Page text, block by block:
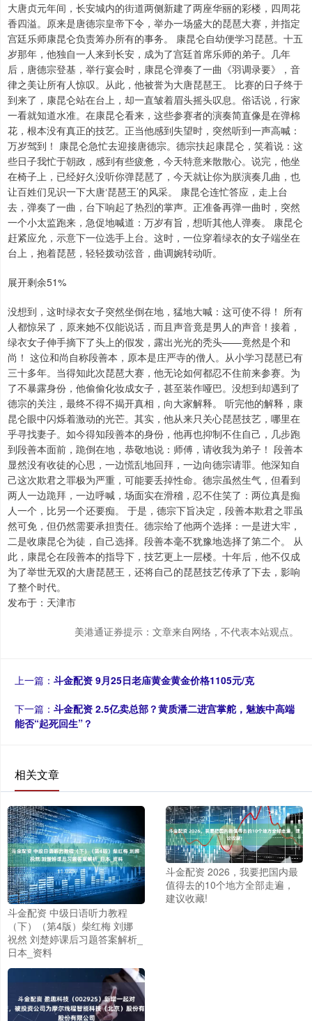
大唐贞元年间，长安城内的街道两侧新建了两座华丽的彩楼，四周花
香四溢。原来是唐德宗皇帝下令，举办一场盛大的琵琶大赛，并指定
宫廷乐师康昆仑负责筹办所有的事务。 康昆仑自幼便学习琵琶。十五
岁那年，他独自一人来到长安，成为了宫廷首席乐师的弟子。几年
后，唐德宗登基，举行宴会时，康昆仑弹奏了一曲《羽调录要》，音
律之美让所有人惊叹。从此，他被誉为大唐琵琶王。 比赛的日子终于
到来了，康昆仑站在台上，却一直皱着眉头摇头叹息。俗话说，行家
一看就知道水准。在康昆仑看来，这些参赛者的演奏简直像是在弹棉
花，根本没有真正的技艺。正当他感到失望时，突然听到一声高喊：
万岁驾到！ 康昆仑急忙去迎接唐德宗。德宗扶起康昆仑，笑着说：这
些日子我忙于朝政，感到有些疲惫，今天特意来散散心。说完，他坐
在椅子上，已经好久没听你弹琵琶了，今天就让你为朕演奏几曲，也
让百姓们见识一下大唐‘琵琶王’的风采。 康昆仑连忙答应，走上台
去，弹奏了一曲，台下响起了热烈的掌声。正准备再弹一曲时，突然
一个小太监跑来，急促地喊道：万岁有旨，想听其他人弹奏。 康昆仑
赶紧应允，示意下一位选手上台。这时，一位穿着绿衣的女子端坐在
台上，抱着琵琶，轻轻拨动弦音，曲调婉转动听。
展开剩余51%
没想到，这时绿衣女子突然坐倒在地，猛地大喊：这可使不得！ 所有
人都惊呆了，原来她不仅能说话，而且声音竟是男人的声音！接着，
绿衣女子伸手摘下了头上的假发，露出光光的秃头——竟然是个和
尚！ 这位和尚自称段善本，原本是庄严寺的僧人。从小学习琵琶已有
三十多年。当得知此次琵琶大赛，他无论如何都忍不住前来参赛。为
了不暴露身份，他偷偷化妆成女子，甚至装作哑巴。没想到却遇到了
德宗的关注，最终不得不揭开真相，向大家解释。 听完他的解释，康
昆仑眼中闪烁着激动的光芒。其实，他从来只关心琵琶技艺，哪里在
乎寻找妻子。如今得知段善本的身份，他再也抑制不住自己，几步跑
到段善本面前，跪倒在地，恭敬地说：师傅，请收我为弟子！ 段善本
显然没有收徒的心思，一边慌乱地回拜，一边向德宗请罪。他深知自
己这次欺君之罪极为严重，可能要丢掉性命。德宗虽然生气，但看到
两人一边跪拜，一边呼喊，场面实在滑稽，忍不住笑了：两位真是痴
人一个，比另一个还要痴。 于是，德宗下旨决定，段善本欺君之罪虽
然可免，但仍然需要承担责任。德宗给了他两个选择：一是进大牢，
二是收康昆仑为徒，自己选择。段善本毫不犹豫地选择了第二个。 从
此，康昆仑在段善本的指导下，技艺更上一层楼。十年后，他不仅成
为了举世无双的大唐琵琶王，还将自己的琵琶技艺传承了下去，影响
了整个时代。
发布于：天津市
美港通证券提示：文章来自网络，不代表本站观点。
上一篇： 斗金配资 9月25日老庙黄金黄金价格1105元/克
下一篇： 斗金配资 2.5亿卖总部？黄质潘二进宫掌舵，魅族中高端
能否“起死回生”？
相关文章
斗金配资 中级日语听力教程
（下）（第4版）柴红梅 刘娜
祝然 刘楚婷课后习题答案解析_
日本_资料
斗金配资 2026，我要把国内最
值得去的10个地方全部走遍，
建议收藏!